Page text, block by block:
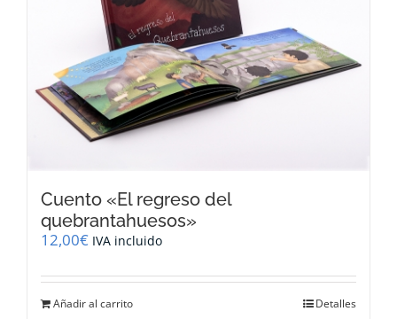
Cuento «El regreso del
quebrantahuesos»
12,00€ IVA incluido
Añadir al carrito Detalles